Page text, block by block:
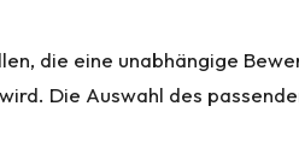
die eine unabhängige
Die Auswahl des